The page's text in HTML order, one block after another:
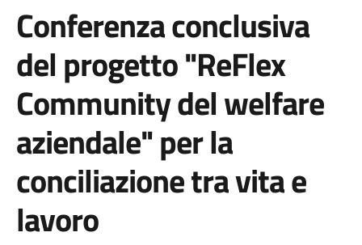
Conferenza conclusiva
del progetto "ReFlex
Community del welfare
aziendale" per la
conciliazione tra vita e
lavoro